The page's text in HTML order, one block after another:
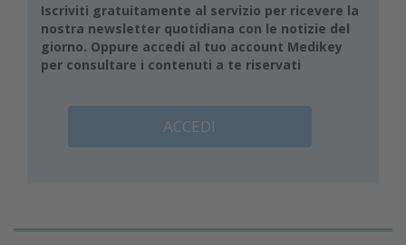
Iscriviti gratuitamente al servizio per ricevere la
nostra newsletter quotidiana con le notizie del
giorno. Oppure accedi al tuo account Medikey
per consultare i contenuti a te riservati
ACCEDI